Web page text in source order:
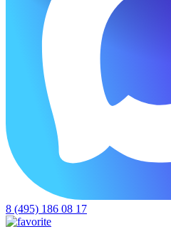
8 (495) 186 08 17